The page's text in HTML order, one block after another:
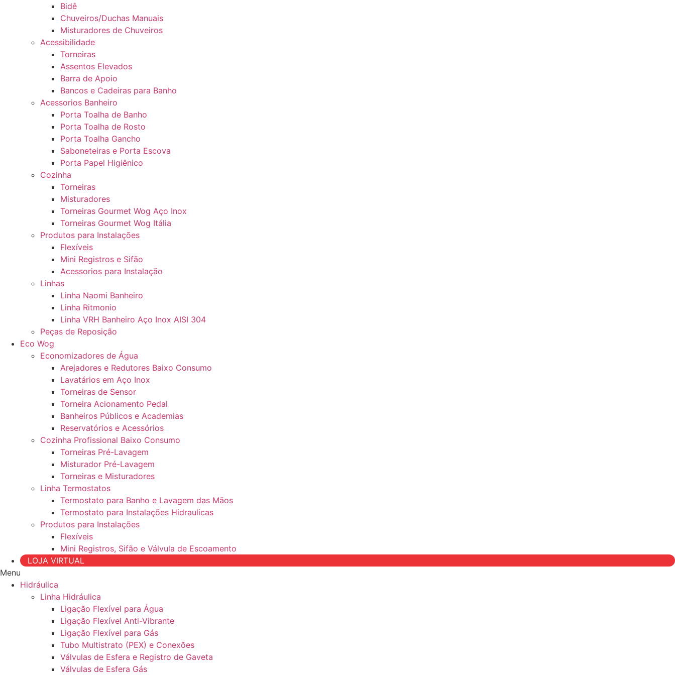
Bidê
Chuveiros/Duchas Manuais
Misturadores de Chuveiros
Acessibilidade
Torneiras
Assentos Elevados
Barra de Apoio
Bancos e Cadeiras para Banho
Acessorios Banheiro
Porta Toalha de Banho
Porta Toalha de Rosto
Porta Toalha Gancho
Saboneteiras e Porta Escova
Porta Papel Higiênico
Cozinha
Torneiras
Misturadores
Torneiras Gourmet Wog Aço Inox
Torneiras Gourmet Wog Itália
Produtos para Instalações
Flexíveis
Mini Registros e Sifão
Acessorios para Instalação
Linhas
Linha Naomi Banheiro
Linha Ritmonio
Linha VRH Banheiro Aço Inox AISI 304
Peças de Reposição
Eco Wog
Economizadores de Água
Arejadores e Redutores Baixo Consumo
Lavatários em Aço Inox
Torneiras de Sensor
Torneira Acionamento Pedal
Banheiros Públicos e Academias
Reservatórios e Acessórios
Cozinha Profissional Baixo Consumo
Torneiras Pré-Lavagem
Misturador Pré-Lavagem
Torneiras e Misturadores
Linha Termostatos
Termostato para Banho e Lavagem das Mãos
Termostato para Instalações Hidraulicas
Produtos para Instalações
Flexíveis
Mini Registros, Sifão e Válvula de Escoamento
LOJA VIRTUAL
Menu
Hidráulica
Linha Hidráulica
Ligação Flexível para Água
Ligação Flexível Anti-Vibrante
Ligação Flexível para Gás
Tubo Multistrato (PEX) e Conexões
Válvulas de Esfera e Registro de Gaveta
Válvulas de Esfera Gás